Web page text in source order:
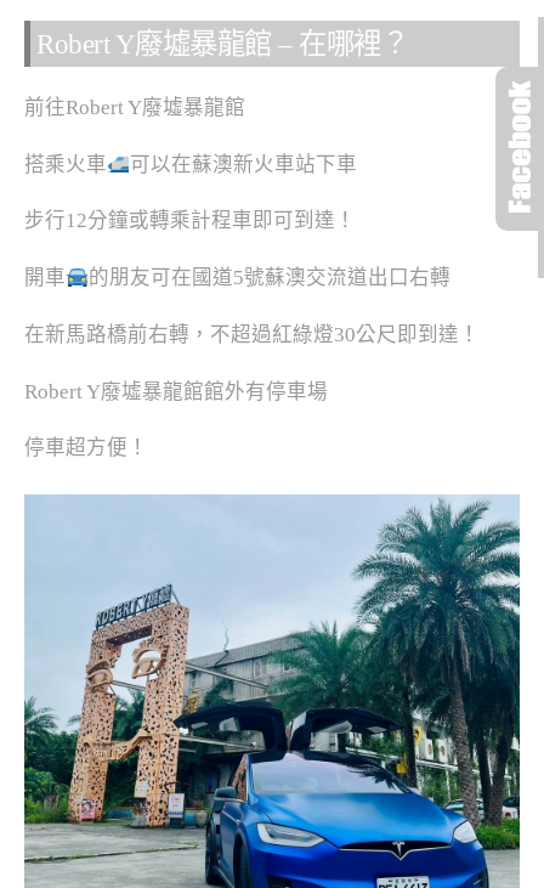
Robert Y廢墟暴龍館 – 在哪裡？
前往Robert Y廢墟暴龍館
搭乘火車 可以在蘇澳新火車站下車
步行12分鐘或轉乘計程車即可到達！
開車 的朋友可在國道5號蘇澳交流道出口右轉
在新馬路橋前右轉，不超過紅綠燈30公尺即到達！
Robert Y廢墟暴龍館館外有停車場
停車超方便！